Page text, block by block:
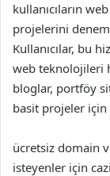
kullanıcıların
projelerini
Kullanıcılar, bu
web teknolojileri
bloglar, portföy
basit projeler için
ücretsiz domain
isteyenler için